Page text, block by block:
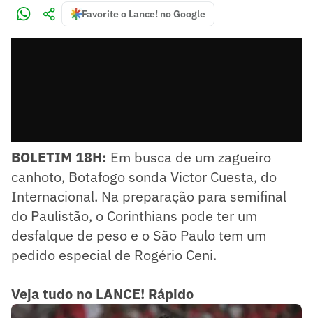
Favorite o Lance! no Google
BOLETIM 18H: Em busca de um zagueiro
canhoto, Botafogo sonda Victor Cuesta, do
Internacional. Na preparação para semifinal
do Paulistão, o Corinthians pode ter um
desfalque de peso e o São Paulo tem um
pedido especial de Rogério Ceni.
Veja tudo no LANCE! Rápido